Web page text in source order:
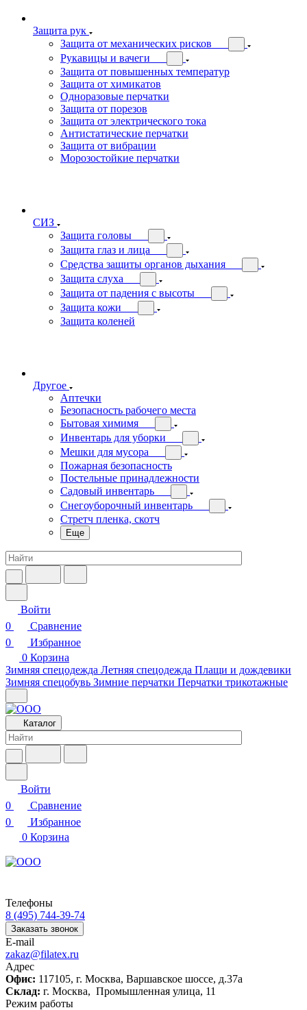
Защита рук
Защита от механических рисков
Рукавицы и вачеги
Защита от повышенных температур
Защита от химикатов
Одноразовые перчатки
Защита от порезов
Защита от электрического тока
Антистатические перчатки
Защита от вибрации
Морозостойкие перчатки
СИЗ
Защита головы
Защита глаз и лица
Средства защиты органов дыхания
Защита слуха
Защита от падения с высоты
Защита кожи
Защита коленей
Другое
Аптечки
Безопасность рабочего места
Бытовая химимя
Инвентарь для уборки
Мешки для мусора
Пожарная безопасность
Постельные принадлежности
Садовый инвентарь
Снегоуборочный инвентарь
Стретч пленка, скотч
Еще
Войти
0
Сравнение
0
Избранное
0 Корзина
Зимняя спецодежда Летняя спецодежда Плащи и дождевики
Зимняя спецобувь Зимние перчатки Перчатки трикотажные
Каталог
Войти
0
Сравнение
0
Избранное
0 Корзина
Телефоны
8 (495) 744-39-74
Заказать звонок
E-mail
zakaz@filatex.ru
Адрес
Офис: 117105, г. Москва, Варшавское шоссе, д.37а
Склад: г. Москва, Промышленная улица, 11
Режим работы